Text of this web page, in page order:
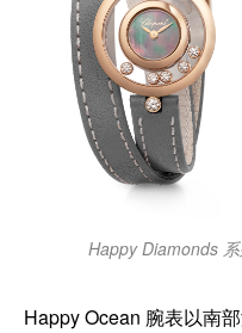
Happy Diamonds
Happy Ocean 腕表以南